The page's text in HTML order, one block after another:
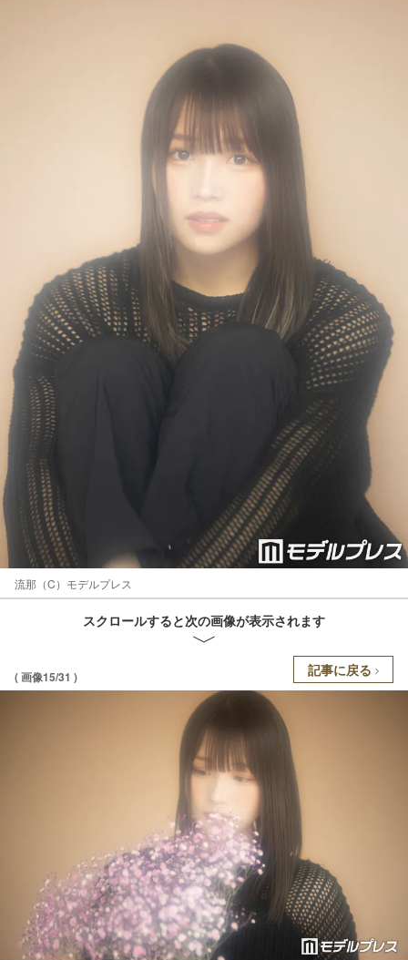
流那（C）モデルプレス
スクロールすると次の画像が表示されます
( 画像15/31 ) 記事に戻る